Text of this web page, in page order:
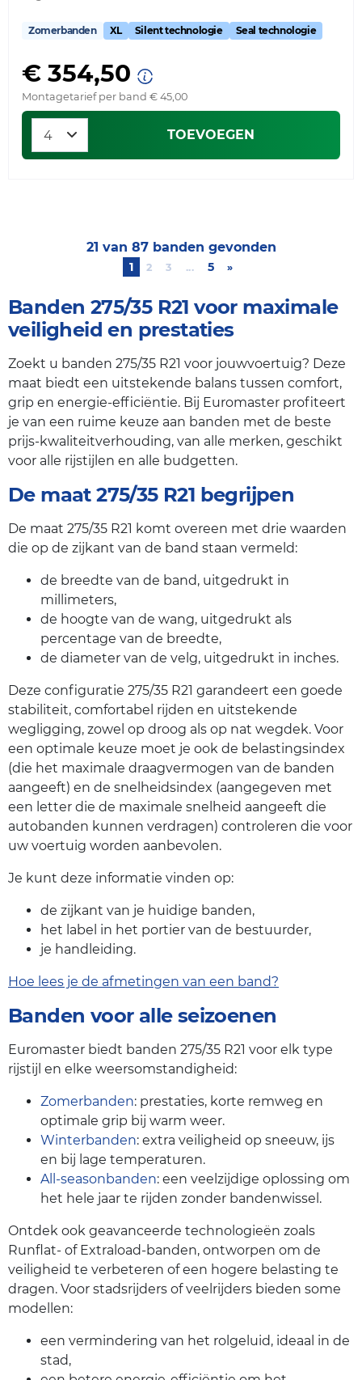
Zomerbanden XL Silent technologie Seal technologie
€ 354,50
Montagetarief per band € 45,00
TOEVOEGEN
1 2 3 ... 5 »
21 van 87 banden gevonden
Banden 275/35 R21 voor maximale
veiligheid en prestaties
Zoekt u banden 275/35 R21 voor jouwvoertuig? Deze
maat biedt een uitstekende balans tussen comfort,
grip en energie-efficiëntie. Bij Euromaster profiteert
je van een ruime keuze aan banden met de beste
prijs-kwaliteitverhouding, van alle merken, geschikt
voor alle rijstijlen en alle budgetten.
De maat 275/35 R21 begrijpen
De maat 275/35 R21 komt overeen met drie waarden
die op de zijkant van de band staan vermeld:
de breedte van de band, uitgedrukt in
millimeters,
de hoogte van de wang, uitgedrukt als
percentage van de breedte,
de diameter van de velg, uitgedrukt in inches.
Deze configuratie 275/35 R21 garandeert een goede
stabiliteit, comfortabel rijden en uitstekende
wegligging, zowel op droog als op nat wegdek. Voor
een optimale keuze moet je ook de belastingsindex
(die het maximale draagvermogen van de banden
aangeeft) en de snelheidsindex (aangegeven met
een letter die de maximale snelheid aangeeft die
autobanden kunnen verdragen) controleren die voor
uw voertuig worden aanbevolen.
Je kunt deze informatie vinden op:
de zijkant van je huidige banden,
het label in het portier van de bestuurder,
je handleiding.
Hoe lees je de afmetingen van een band?
Banden voor alle seizoenen
Euromaster biedt banden 275/35 R21 voor elk type
rijstijl en elke weersomstandigheid:
Zomerbanden: prestaties, korte remweg en
optimale grip bij warm weer.
Winterbanden: extra veiligheid op sneeuw, ijs
en bij lage temperaturen.
All-seasonbanden: een veelzijdige oplossing om
het hele jaar te rijden zonder bandenwissel.
Ontdek ook geavanceerde technologieën zoals
Runflat- of Extraload-banden, ontworpen om de
veiligheid te verbeteren of een hogere belasting te
dragen. Voor stadsrijders of veelrijders bieden some
modellen:
een vermindering van het rolgeluid, ideaal in de
stad,